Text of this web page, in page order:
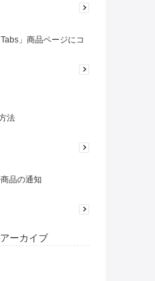
」商品ページにコ
法
品の通知
アーカイブ